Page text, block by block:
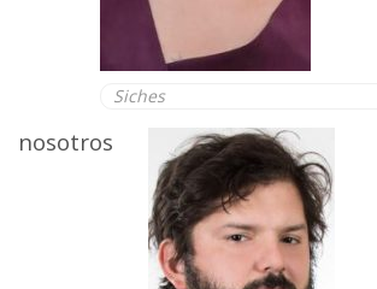
Siches
nosotros